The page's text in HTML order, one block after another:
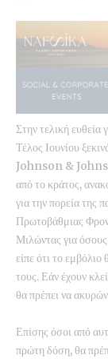
Στην τελική ευθεία
Τέλος Ιουνίου
Johnson & Johnson
από το κράτος,
για την πορεία της
Πρωτοβάθμιας
Μιλώντας για
είπε ότι το εμβόλιο
τους. Εάν έχουν
θα πρέπει να
Επίσης όσοι από
πρώτη δόση, θα